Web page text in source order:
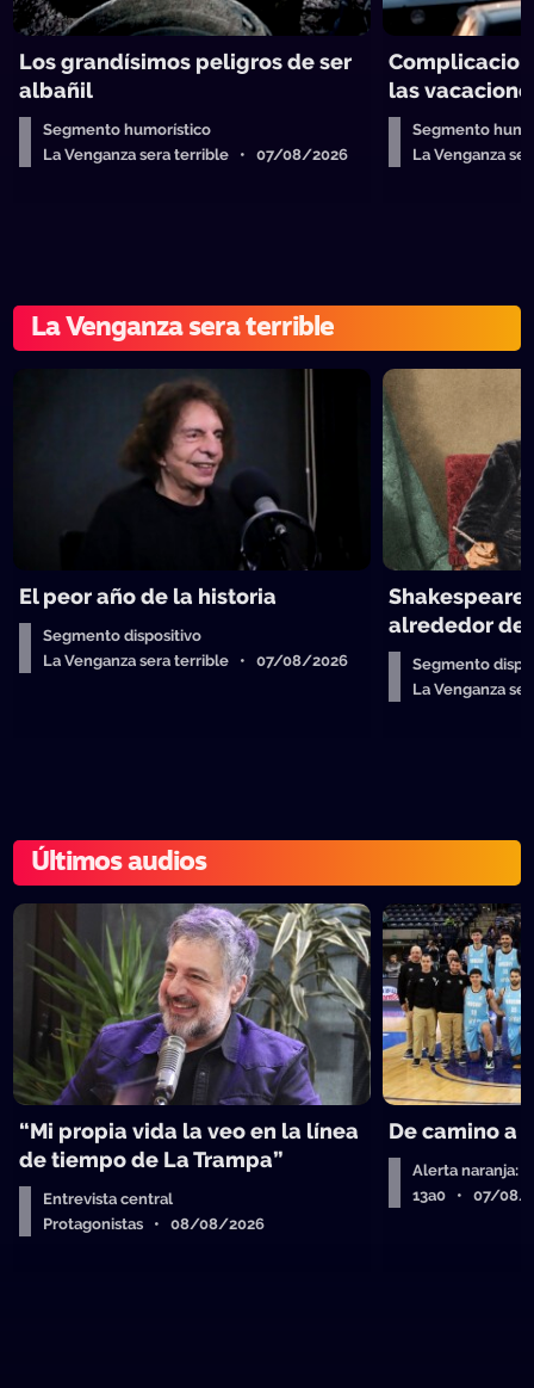
Los grandísimos peligros de ser
albañil
Segmento humorístico
La Venganza sera terrible • 07/08/2026
las
Segmento
La Venganza
La Venganza sera terrible
El peor año de la historia
Segmento dispositivo
La Venganza sera terrible • 07/08/2026
Shakespeare
alrededor de
Segmento
La Venganza
Últimos audios
“Mi propia vida la veo en la línea
de tiempo de La Trampa”
Entrevista central
Protagonistas • 08/08/2026
De camino a
Alerta naranja:
13a0 • 07/08/